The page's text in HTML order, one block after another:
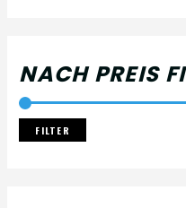
NACH PREIS
FILTER